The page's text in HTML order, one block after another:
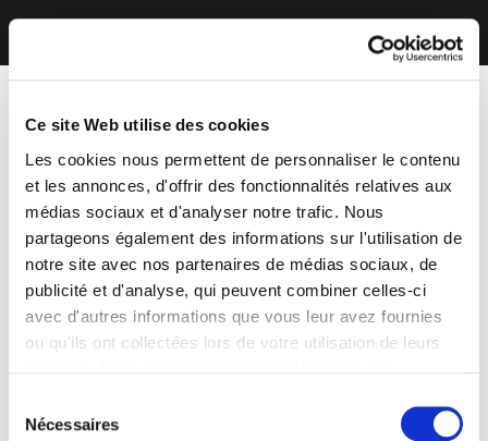
Ce site Web utilise des cookies
Les cookies nous permettent de personnaliser le contenu
et les annonces, d'offrir des fonctionnalités relatives aux
médias sociaux et d'analyser notre trafic. Nous
partageons également des informations sur l'utilisation de
notre site avec nos partenaires de médias sociaux, de
publicité et d'analyse, qui peuvent combiner celles-ci
avec d'autres informations que vous leur avez fournies
ou qu'ils ont collectées lors de votre utilisation de leurs
Nécessaires